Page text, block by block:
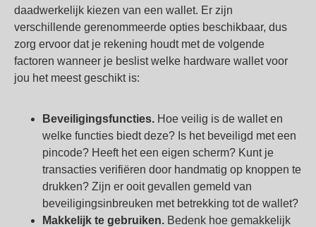
daadwerkelijk kiezen van een wallet. Er zijn
verschillende gerenommeerde opties beschikbaar, dus
zorg ervoor dat je rekening houdt met de volgende
factoren wanneer je beslist welke hardware wallet voor
jou het meest geschikt is:
Beveiligingsfuncties. Hoe veilig is de wallet en
welke functies biedt deze? Is het beveiligd met een
pincode? Heeft het een eigen scherm? Kunt je
transacties verifiëren door handmatig op knoppen te
drukken? Zijn er ooit gevallen gemeld van
beveiligingsinbreuken met betrekking tot de wallet?
Makkelijk te gebruiken. Bedenk hoe gemakkelijk